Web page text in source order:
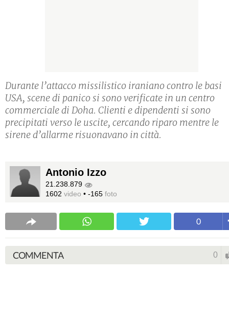
Durante l’attacco missilistico iraniano contro le basi
USA, scene di panico si sono verificate in un centro
commerciale di Doha. Clienti e dipendenti si sono
precipitati verso le uscite, cercando riparo mentre le
sirene d’allarme risuonavano in città.
Antonio Izzo
21.238.879
1602 video • -165 foto
0
COMMENTA 0